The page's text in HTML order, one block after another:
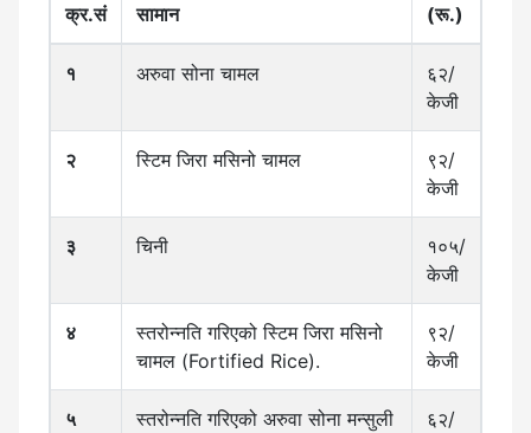
क्र.सं सामान
(रू.)
१ अरुवा सोना चामल
६२/
केजी
२ स्टिम जिरा मसिनो चामल
९२/
केजी
३ चिनी
१०५/
केजी
४
स्तरोन्नति गरिएको स्टिम जिरा मसिनो
चामल (Fortified Rice).
९२/
केजी
५
स्तरोन्नति गरिएको अरुवा सोना मन्सुली
६२/